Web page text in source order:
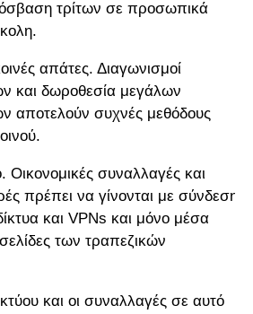
τρίτων σε προσωπικά
απάτες. Διαγωνισμοί
και δωροθεσία μεγάλων
αποτελούν συχνές μεθόδους
Οικονομικές συναλλαγές και
πρέπει να γίνονται με σύνδεση
και VPNs και μόνο μέσα
των τραπεζικών
και οι συναλλαγές σε αυτό